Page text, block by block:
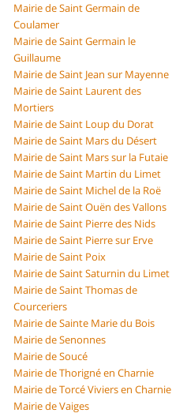
Mairie de Saint Germain de
Coulamer
Mairie de Saint Germain le
Guillaume
Mairie de Saint Jean sur Mayenne
Mairie de Saint Laurent des
Mortiers
Mairie de Saint Loup du Dorat
Mairie de Saint Mars du Désert
Mairie de Saint Mars sur la Futaie
Mairie de Saint Martin du Limet
Mairie de Saint Michel de la Roë
Mairie de Saint Ouën des Vallons
Mairie de Saint Pierre des Nids
Mairie de Saint Pierre sur Erve
Mairie de Saint Poix
Mairie de Saint Saturnin du Limet
Mairie de Saint Thomas de
Courceriers
Mairie de Sainte Marie du Bois
Mairie de Senonnes
Mairie de Soucé
Mairie de Thorigné en Charnie
Mairie de Torcé Viviers en Charnie
Mairie de Vaiges